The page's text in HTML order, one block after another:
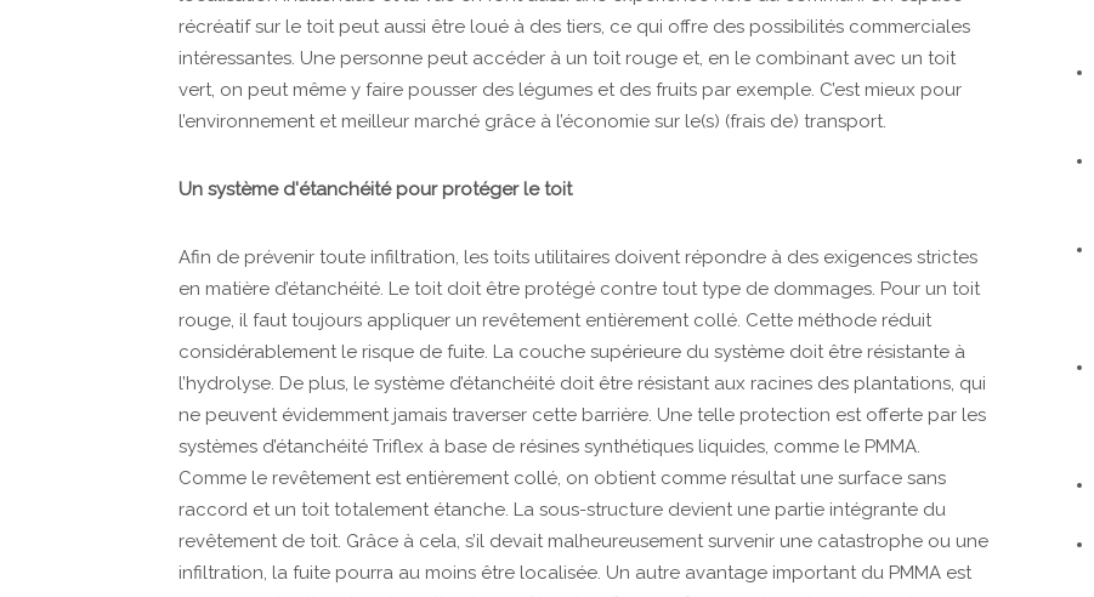
récréatif sur le toit peut aussi être loué à des tiers, ce qui offre des possibilités commerciales
intéressantes. Une personne peut accéder à un toit rouge et, en le combinant avec un toit
vert, on peut même y faire pousser des légumes et des fruits par exemple. C’est mieux pour
l’environnement et meilleur marché grâce à l’économie sur le(s) (frais de) transport.
Un système d'étanchéité pour protéger le toit
Afin de prévenir toute infiltration, les toits utilitaires doivent répondre à des exigences strictes
en matière d’étanchéité. Le toit doit être protégé contre tout type de dommages. Pour un toit
rouge, il faut toujours appliquer un revêtement entièrement collé. Cette méthode réduit
considérablement le risque de fuite. La couche supérieure du système doit être résistante à
l’hydrolyse. De plus, le système d’étanchéité doit être résistant aux racines des plantations, qui
ne peuvent évidemment jamais traverser cette barrière. Une telle protection est offerte par les
systèmes d’étanchéité Triflex à base de résines synthétiques liquides, comme le PMMA.
Comme le revêtement est entièrement collé, on obtient comme résultat une surface sans
raccord et un toit totalement étanche. La sous-structure devient une partie intégrante du
revêtement de toit. Grâce à cela, s’il devait malheureusement survenir une catastrophe ou une
infiltration, la fuite pourra au moins être localisée. Un autre avantage important du PMMA est